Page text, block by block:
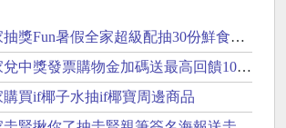
獎Fun暑假全家超級配抽30份鮮食咖啡飲品
中獎發票購物金加碼送最高回饋100元購物金
購買if椰子水抽if椰寶周邊商品